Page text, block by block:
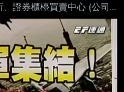
證券櫃檯買賣中心 (公司
https://reurl.cc/E2xlzv
(請善用縮網址工具) 4.
日信用交易統計 項目 買進
日餘額 今日餘額 融資(交易
4,257 8,901,189
單位) 28,775 25,282